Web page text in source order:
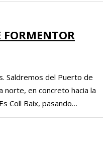
FORMENTOR
Saldremos del Puerto de
norte, en concreto hacia la
Coll Baix, pasando…